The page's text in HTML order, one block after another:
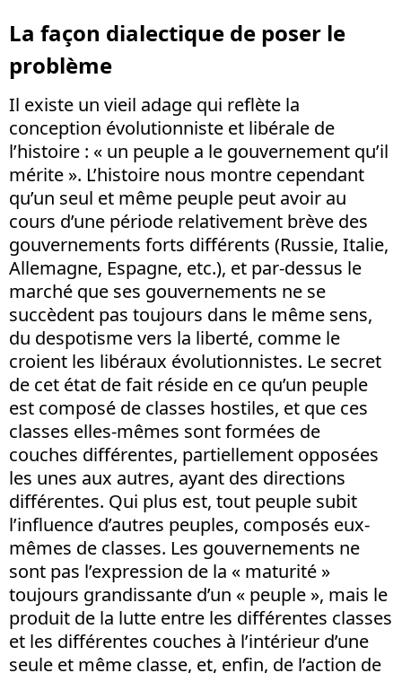
La façon dialectique de poser le
problème
Il existe un vieil adage qui reflète la
conception évolutionniste et libérale de
l’histoire : « un peuple a le gouvernement qu’il
mérite ». L’histoire nous montre cependant
qu’un seul et même peuple peut avoir au
cours d’une période relativement brève des
gouvernements forts différents (Russie, Italie,
Allemagne, Espagne, etc.), et par-dessus le
marché que ses gouvernements ne se
succèdent pas toujours dans le même sens,
du despotisme vers la liberté, comme le
croient les libéraux évolutionnistes. Le secret
de cet état de fait réside en ce qu’un peuple
est composé de classes hostiles, et que ces
classes elles-mêmes sont formées de
couches différentes, partiellement opposées
les unes aux autres, ayant des directions
différentes. Qui plus est, tout peuple subit
l’influence d’autres peuples, composés eux-
mêmes de classes. Les gouvernements ne
sont pas l’expression de la « maturité »
toujours grandissante d’un « peuple », mais le
produit de la lutte entre les différentes classes
et les différentes couches à l’intérieur d’une
seule et même classe, et, enfin, de l’action de